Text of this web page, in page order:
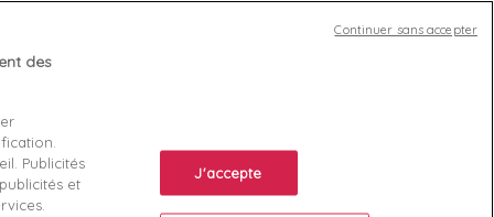
Connexion
Créez votre compte
des
Publicités
et
J'accepte
Continuer sans accepter